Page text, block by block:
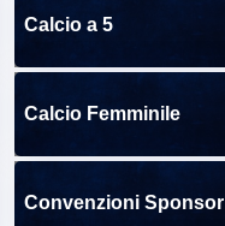
Calcio a 5
Calcio Femminile
Convenzioni Sponsor